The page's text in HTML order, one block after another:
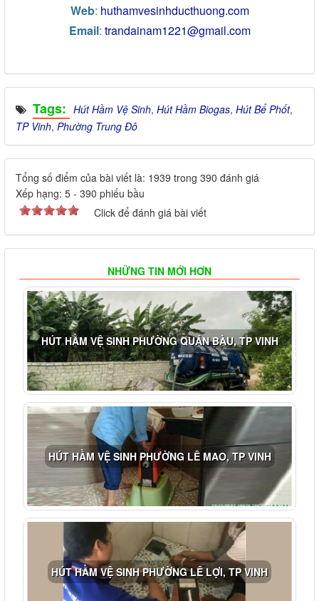
Web: huthamvesinhducthuong.com
Email: trandainam1221@gmail.com
Tags: Hút Hầm Vệ Sinh, Hút Hầm Biogas, Hút Bể Phốt,
TP Vinh, Phường Trung Đô
Tổng số điểm của bài viết là: 1939 trong 390 đánh giá
Xếp hạng: 5 - 390 phiếu bầu
Click để đánh giá bài viết
NHỮNG TIN MỚI HƠN
HÚT HẦM VỆ SINH PHƯỜNG QUÁN BÀU, TP VINH
HÚT HẦM VỆ SINH PHƯỜNG LÊ MAO, TP VINH
HÚT HẦM VỆ SINH PHƯỜNG LÊ LỢI, TP VINH